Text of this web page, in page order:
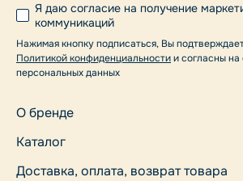
О бренде
Каталог
Доставка, оплата, возврат товара
Я даю согласие на получение
коммуникаций
Нажимая кнопку подписаться, Вы
Политикой конфиденциальностии согласны на
персональных данных